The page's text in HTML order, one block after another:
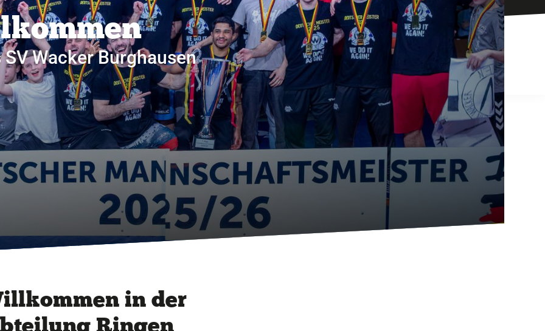
Wacker Burghausen
in der
Ringen
Sportangebote